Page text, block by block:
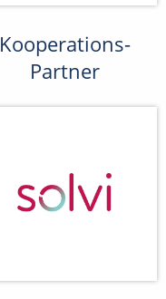
Kooperations-
Partner